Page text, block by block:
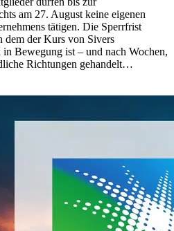
am 27. August keine eigenen
tätigen. Die Sperrfrist
dem der Kurs von Sivers
Bewegung ist – und nach Wochen,
Richtungen gehandelt…